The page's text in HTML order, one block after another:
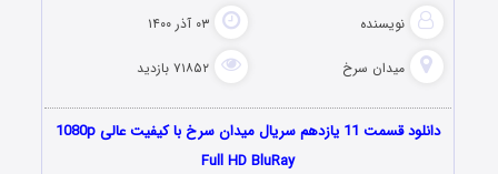
نویسنده ۰۳ آذر ۱۴۰۰
میدان سرخ ۷۱۸۵۲ بازدید
دانلود قسمت 11 یازدهم سریال میدان سرخ با کیفیت عالی 1080p
Full HD BluRay